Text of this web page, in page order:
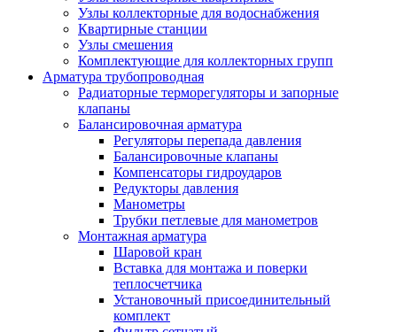
Узлы коллекторные для водоснабжения
Квартирные станции
Узлы смешения
Комплектующие для коллекторных групп
Арматура трубопроводная
Радиаторные терморегуляторы и запорные
клапаны
Балансировочная арматура
Регуляторы перепада давления
Балансировочные клапаны
Компенсаторы гидроударов
Редукторы давления
Манометры
Трубки петлевые для манометров
Монтажная арматура
Шаровой кран
Вставка для монтажа и поверки
теплосчетчика
Установочный присоединительный
комплект